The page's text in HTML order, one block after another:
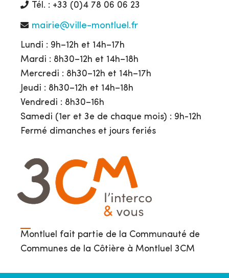
Tél. : +33 (0)4 78 06 06 23
mairie@ville-montluel.fr
Lundi : 9h–12h et 14h–17h
Mardi : 8h30–12h et 14h–18h
Mercredi : 8h30–12h et 14h–17h
Jeudi : 8h30–12h et 14h–18h
Vendredi : 8h30–16h
Samedi (1er et 3e de chaque mois) : 9h-12h
Fermé dimanches et jours feriés
Montluel fait partie de la Communauté de
Communes de la Côtière à Montluel 3CM